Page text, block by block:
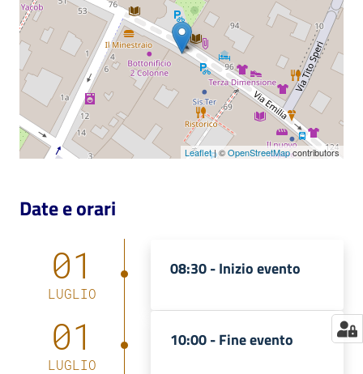
Catalogo
on line
Eventi
bibliotecario
Leaflet| ©OpenStreetMapcontributors
Date e orari
01
LUGLIO
08:30 -Inizio evento
01
LUGLIO
10:00 -Fine evento